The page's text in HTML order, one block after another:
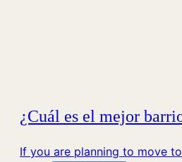
¿Cuál es el mejor
If you are planning to move